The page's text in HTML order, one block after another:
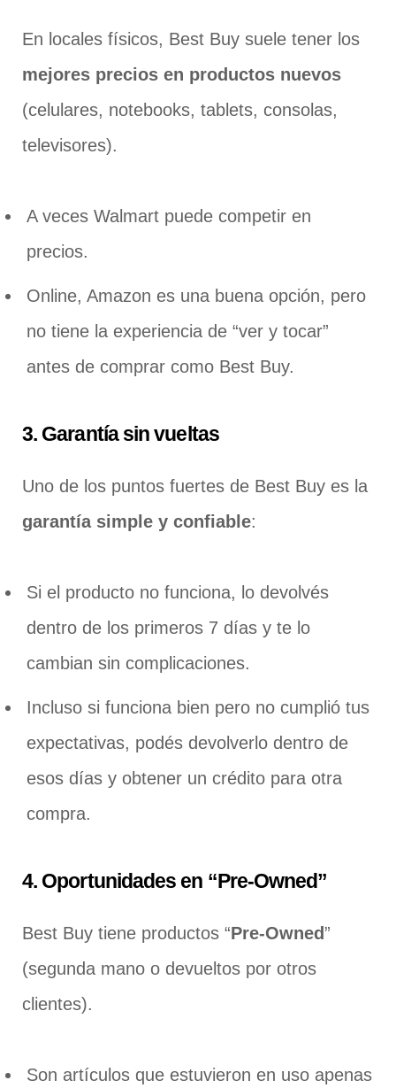
En locales físicos, Best Buy suele tener los
mejores precios en productos nuevos
(celulares, notebooks, tablets, consolas,
televisores).
A veces Walmart puede competir en
precios.
Online, Amazon es una buena opción, pero
no tiene la experiencia de “ver y tocar”
antes de comprar como Best Buy.
3. Garantía sin vueltas
Uno de los puntos fuertes de Best Buy es la
garantía simple y confiable:
Si el producto no funciona, lo devolvés
dentro de los primeros 7 días y te lo
cambian sin complicaciones.
Incluso si funciona bien pero no cumplió tus
expectativas, podés devolverlo dentro de
esos días y obtener un crédito para otra
compra.
4. Oportunidades en “Pre-Owned”
Best Buy tiene productos “Pre-Owned”
(segunda mano o devueltos por otros
clientes).
Son artículos que estuvieron en uso apenas